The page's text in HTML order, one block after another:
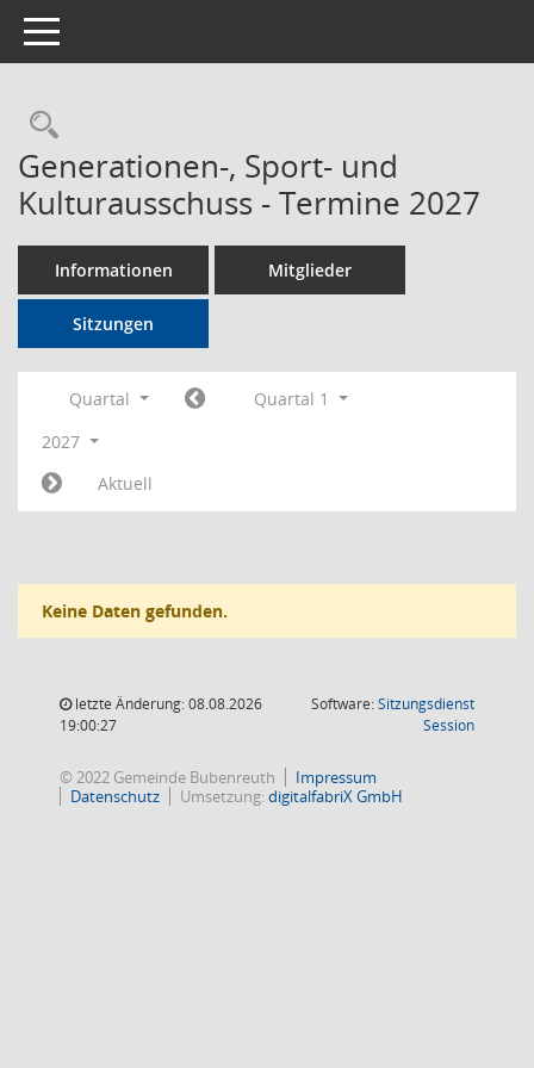
Toggle navigation
Rechercheauswahl
Generationen-, Sport- und
Kulturausschuss - Termine 2027
Informationen Mitglieder
Sitzungen
Quartal
Quartal 1
2027
Aktuell
Keine Daten gefunden.
letzte Änderung: 08.08.2026
19:00:27
Software:Sitzungsdienst
Session(Wird in
© 2022 Gemeinde Bubenreuth
Impressum
Datenschutz
Umsetzung:digitalfabriX GmbH